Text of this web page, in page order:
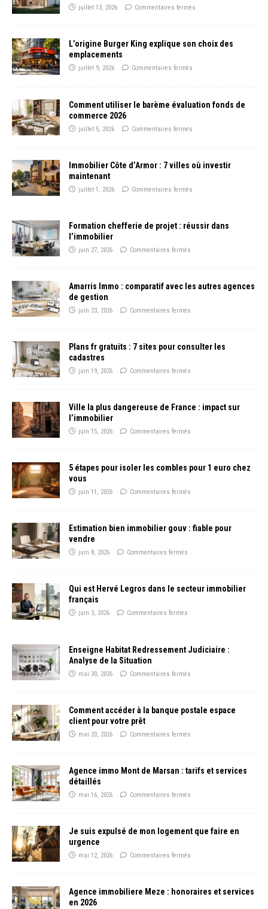
juillet 13, 2026 Commentaires fermés
L’origine Burger King explique son choix des
emplacements
juillet 9, 2026 Commentaires fermés
Comment utiliser le barème évaluation fonds de
commerce 2026
juillet 5, 2026 Commentaires fermés
Immobilier Côte d’Armor : 7 villes où investir
maintenant
juillet 1, 2026 Commentaires fermés
Formation chefferie de projet : réussir dans
l’immobilier
juin 27, 2026 Commentaires fermés
Amarris Immo : comparatif avec les autres agences
de gestion
juin 23, 2026 Commentaires fermés
Plans fr gratuits : 7 sites pour consulter les
cadastres
juin 19, 2026 Commentaires fermés
Ville la plus dangereuse de France : impact sur
l’immobilier
juin 15, 2026 Commentaires fermés
5 étapes pour isoler les combles pour 1 euro chez
vous
juin 11, 2026 Commentaires fermés
Estimation bien immobilier gouv : fiable pour
vendre
juin 8, 2026 Commentaires fermés
Qui est Hervé Legros dans le secteur immobilier
français
juin 3, 2026 Commentaires fermés
Enseigne Habitat Redressement Judiciaire :
Analyse de la Situation
mai 30, 2026 Commentaires fermés
Comment accéder à la banque postale espace
client pour votre prêt
mai 20, 2026 Commentaires fermés
Agence immo Mont de Marsan : tarifs et services
détaillés
mai 16, 2026 Commentaires fermés
Je suis expulsé de mon logement que faire en
urgence
mai 12, 2026 Commentaires fermés
Agence immobiliere Meze : honoraires et services
en 2026